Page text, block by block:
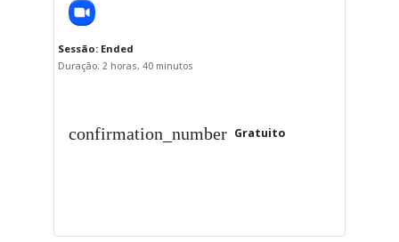
Sessão: Ended
Duração: 2 horas, 40 minutos
confirmation_number Gratuito